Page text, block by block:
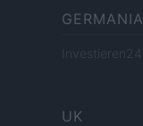
GERMANIA
Investieren24
UK